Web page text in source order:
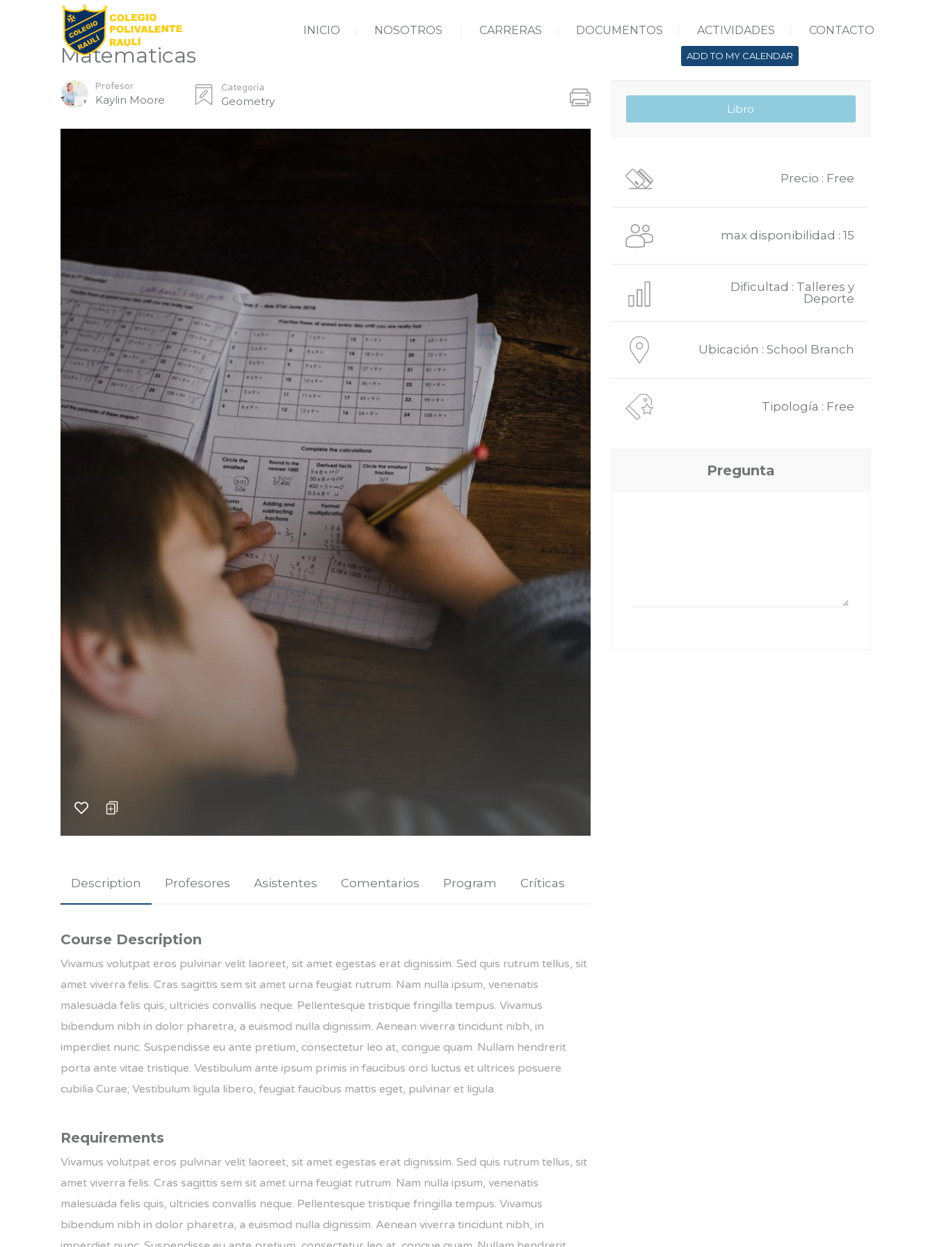
INICIO NOSOTROS CARRERAS DOCUMENTOS ACTIVIDADES CONTACTO
Matematicas
Profesor
Kaylin Moore
Categoría
Geometry
Description Profesores Asistentes Comentarios Program Críticas
Course Description
Vivamus volutpat eros pulvinar velit laoreet, sit amet egestas erat dignissim. Sed quis rutrum tellus, sit
amet viverra felis. Cras sagittis sem sit amet urna feugiat rutrum. Nam nulla ipsum, venenatis
malesuada felis quis, ultricies convallis neque. Pellentesque tristique fringilla tempus. Vivamus
bibendum nibh in dolor pharetra, a euismod nulla dignissim. Aenean viverra tincidunt nibh, in
imperdiet nunc. Suspendisse eu ante pretium, consectetur leo at, congue quam. Nullam hendrerit
porta ante vitae tristique. Vestibulum ante ipsum primis in faucibus orci luctus et ultrices posuere
cubilia Curae; Vestibulum ligula libero, feugiat faucibus mattis eget, pulvinar et ligula.
Requirements
Vivamus volutpat eros pulvinar velit laoreet, sit amet egestas erat dignissim. Sed quis rutrum tellus, sit
amet viverra felis. Cras sagittis sem sit amet urna feugiat rutrum. Nam nulla ipsum, venenatis
malesuada felis quis, ultricies convallis neque. Pellentesque tristique fringilla tempus. Vivamus
bibendum nibh in dolor pharetra, a euismod nulla dignissim. Aenean viverra tincidunt nibh, in
ADD TO MY CALENDAR
Precio : Free
max disponibilidad : 15
Dificultad : Talleres y
Deporte
Ubicación : School Branch
Tipología : Free
Pregunta